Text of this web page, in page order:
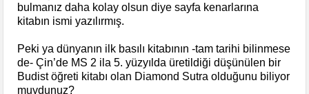
bulmanız daha kolay olsun diye sayfa kenarlarına
kitabın ismi yazılırmış.
Peki ya dünyanın ilk basılı kitabının -tam tarihi bilinmese
de- Çin’de MS 2 ila 5. yüzyılda üretildiği düşünülen bir
Budist öğreti kitabı olan Diamond Sutra olduğunu biliyor
muydunuz?